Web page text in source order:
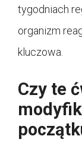
tygodniach
organizm
kluczowa.
Czy te